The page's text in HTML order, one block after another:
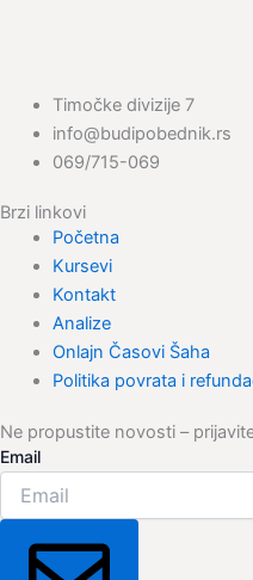
Timočke divizije 7
info@budipobednik.rs
069/715-069
Brzi linkovi
Početna
Kursevi
Kontakt
Analize
Onlajn Časovi Šaha
Politika povrata i
Ne propustite novosti –
Email